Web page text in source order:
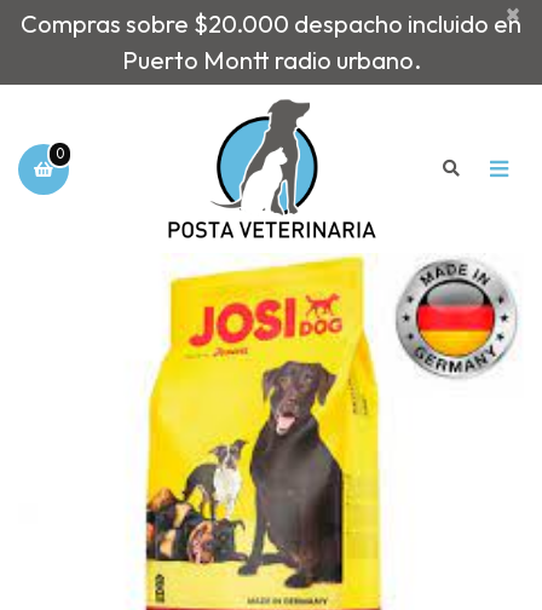
Compras sobre $20.000 despacho incluido en
Puerto Montt radio urbano.
×
0